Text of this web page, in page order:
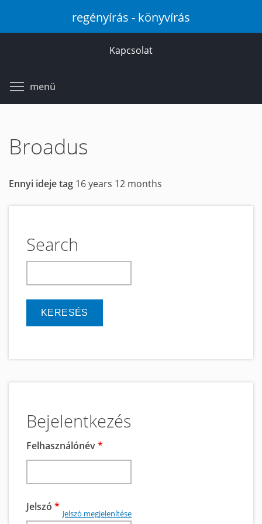
regényírás - könyvírás
Kapcsolat
menü
Broadus
Ennyi ideje tag 16 years 12 months
Search
Bejelentkezés
Felhasználónév*
Jelszó *
Jelszó megjelenítése